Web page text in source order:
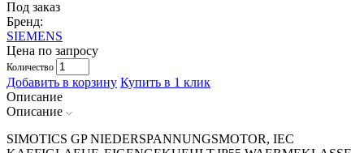
Под заказ
Бренд:
SIEMENS
Цена по запросу
Количество
Добавить в корзину Купить в 1 клик
Описание
Описание
SIMOTICS GP NIEDERSPANNUNGSMOTOR, IEC